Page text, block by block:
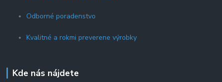
Odborné poradenstvo
Kvalitné a rokmi preverene výrobky
Kde nás nájdete